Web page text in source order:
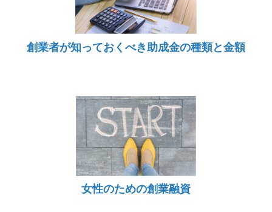
創業者が知っておくべき助成金の種類と金額
女性のための創業融資